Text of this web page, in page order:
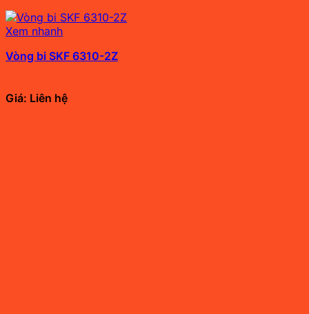
Xem nhanh
Vòng bi SKF 6310-2Z
Giá: Liên hệ